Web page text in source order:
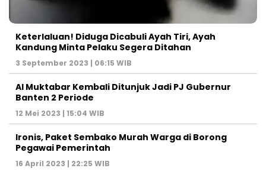
Keterlaluan! Diduga Dicabuli Ayah Tiri, Ayah
Kandung Minta Pelaku Segera Ditahan
3 September 2023 | 06:15 WIB
Al Muktabar Kembali Ditunjuk Jadi PJ Gubernur
Banten 2 Periode
12 Mei 2023 | 15:04 WIB
Ironis, Paket Sembako Murah Warga di Borong
Pegawai Pemerintah
16 April 2023 | 22:25 WIB